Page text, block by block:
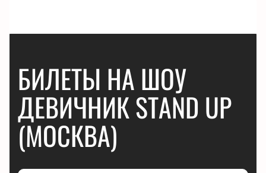
БИЛЕТЫ НА ШОУ
ДЕВИЧНИК STAND UP
(МОСКВА)